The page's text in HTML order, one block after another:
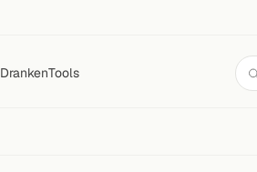
DrankenTools